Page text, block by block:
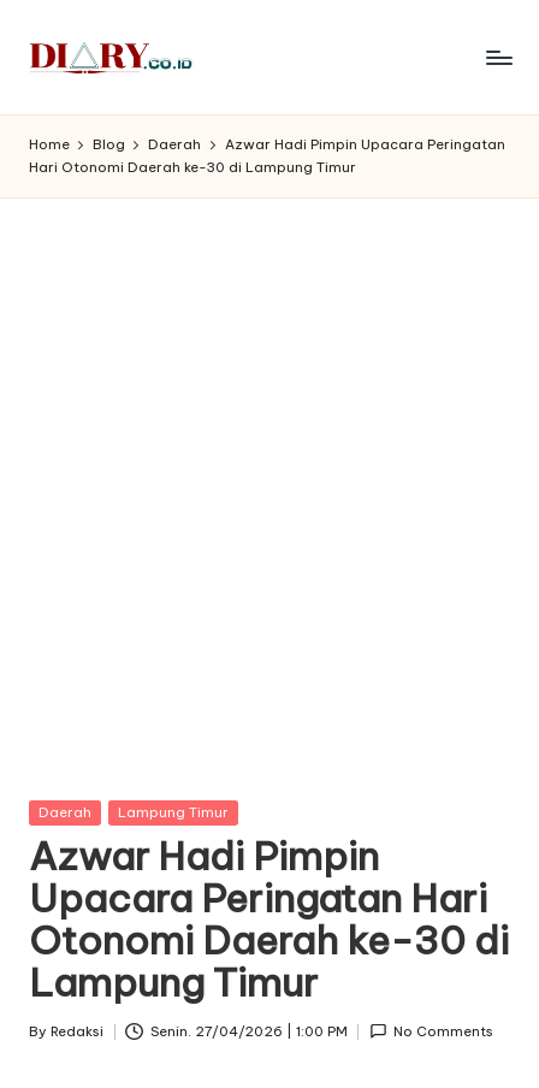
Skip
D
i
a
Indonesia
Home Blog Daerah
Azwar Hadi Pimpin Upacara Peringatan
Hari Otonomi Daerah ke-30 di Lampung Timur
Posted
Daerah Lampung Timur
Azwar Hadi Pimpin
Upacara Peringatan Hari
Otonomi Daerah ke-30 di
Lampung Timur
Posted
By Redaksi Senin. 27/04/2026 | 1:00 PM No Comments